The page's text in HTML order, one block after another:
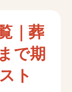
｜葬
で期
ト